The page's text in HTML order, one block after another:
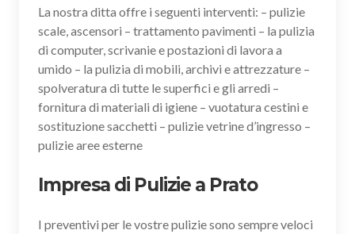
La nostra ditta offre i seguenti interventi: – pulizie
scale, ascensori – trattamento pavimenti – la pulizia
di computer, scrivanie e postazioni di lavora a
umido – la pulizia di mobili, archivi e attrezzature –
spolveratura di tutte le superfici e gli arredi –
fornitura di materiali di igiene – vuotatura cestini e
sostituzione sacchetti – pulizie vetrine d’ingresso –
pulizie aree esterne
Impresa di Pulizie a Prato
I preventivi per le vostre pulizie sono sempre veloci